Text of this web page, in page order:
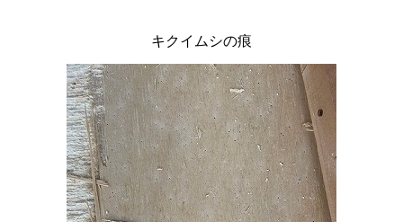
キクイムシの痕